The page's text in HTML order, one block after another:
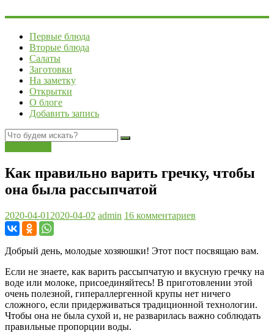
Первые блюда
Вторые блюда
Салаты
Заготовки
На заметку
Открытки
О блоге
Добавить запись
Как правильно варить гречку, чтобы
она была рассыпчатой
2020-04-01 2020-04-02 admin 16 комментариев
Добрый день, молодые хозяюшки! Этот пост посвящаю вам.
Если не знаете, как варить рассыпчатую и вкусную гречку на
воде или молоке, присоединяйтесь! В приготовлении этой
очень полезной, гипераллергенной крупы нет ничего
сложного, если придерживаться традиционной технологии.
Чтобы она не была сухой и, не разварилась важно соблюдать
правильные пропорции воды.